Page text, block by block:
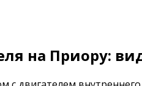
на Приору: